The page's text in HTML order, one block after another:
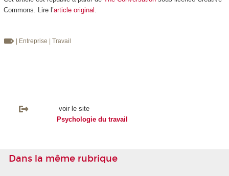
Commons. Lire l’article original
| Entreprise | Travail
voir le site
Psychologie du travail
Dans la même rubrique